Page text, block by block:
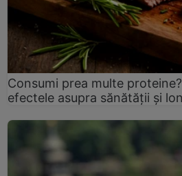
Consumi prea multe
efectele asupra sănătății și